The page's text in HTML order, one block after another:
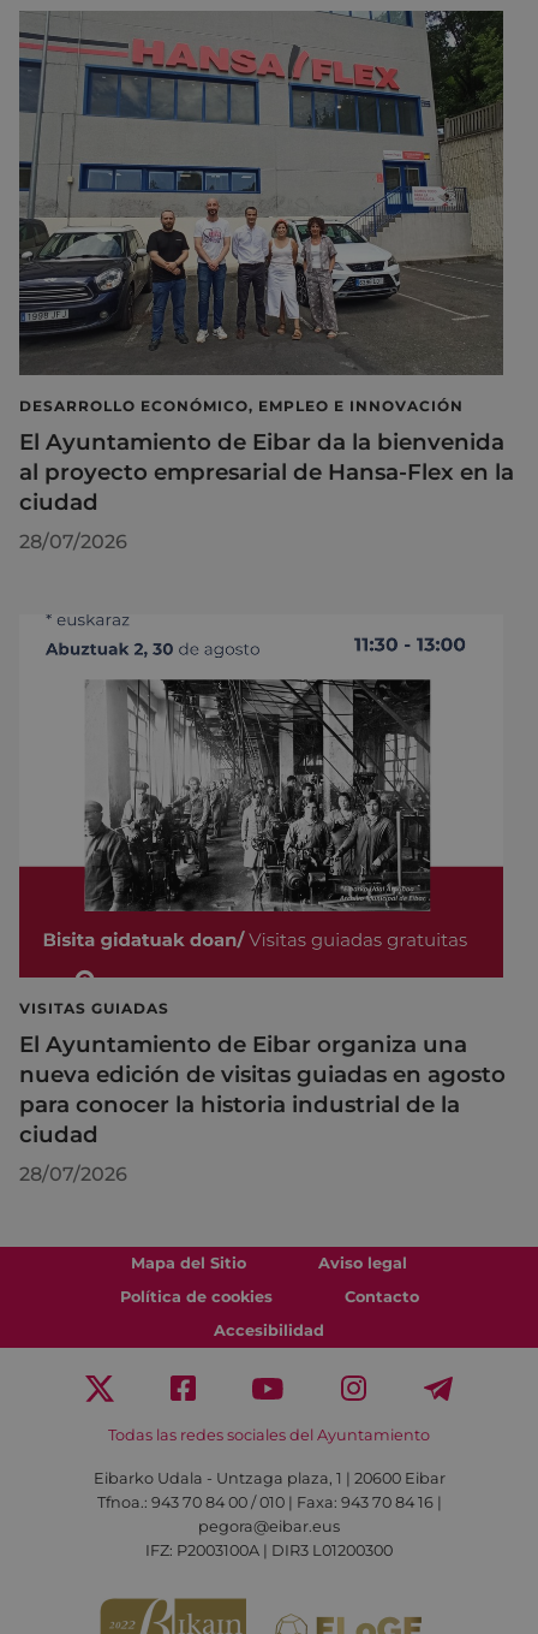
DESARROLLO ECONÓMICO, EMPLEO E INNOVACIÓN
El Ayuntamiento de Eibar da la bienvenida
al proyecto empresarial de Hansa-Flex en la
ciudad
28/07/2026
VISITAS GUIADAS
El Ayuntamiento de Eibar organiza una
nueva edición de visitas guiadas en agosto
para conocer la historia industrial de la
ciudad
28/07/2026
Mapa del Sitio
Aviso legal
Política de cookies
Contacto
Accesibilidad
Todas las redes sociales del Ayuntamiento
Eibarko Udala - Untzaga plaza, 1 | 20600 Eibar
Tfnoa.: 943 70 84 00 / 010 | Faxa: 943 70 84 16 |
pegora@eibar.eus
IFZ: P2003100A | DIR3 L01200300